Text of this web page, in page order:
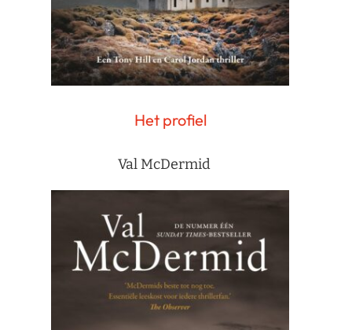
Het profiel
Val McDermid